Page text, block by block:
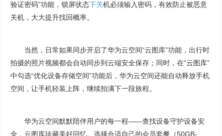
验证密码”功能，锁屏状态下关机必须输入密码，有效防止被恶意
关机，大大提升找回概率。
当然，日常如果同步开启了华为云空间“云图库”功能，出行时
拍摄的照片视频都会自动同步到云端安全保存；同时，在“云图库”
中勾选“优化设备存储空间”功能后，华为云空间还能自动释放手机
空间，让手机轻装上阵，继续拍满下一段旅程。
华为云空间默默陪伴用户的每一程——查找设备守护设备安
全，云图库珍藏美好回忆。选择合适自己的会员套餐（50GB-